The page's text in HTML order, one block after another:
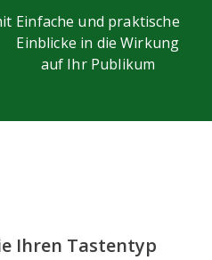
Einfache und praktische
Einblicke in die Wirkung
auf Ihr Publikum
Ihren Tastentyp